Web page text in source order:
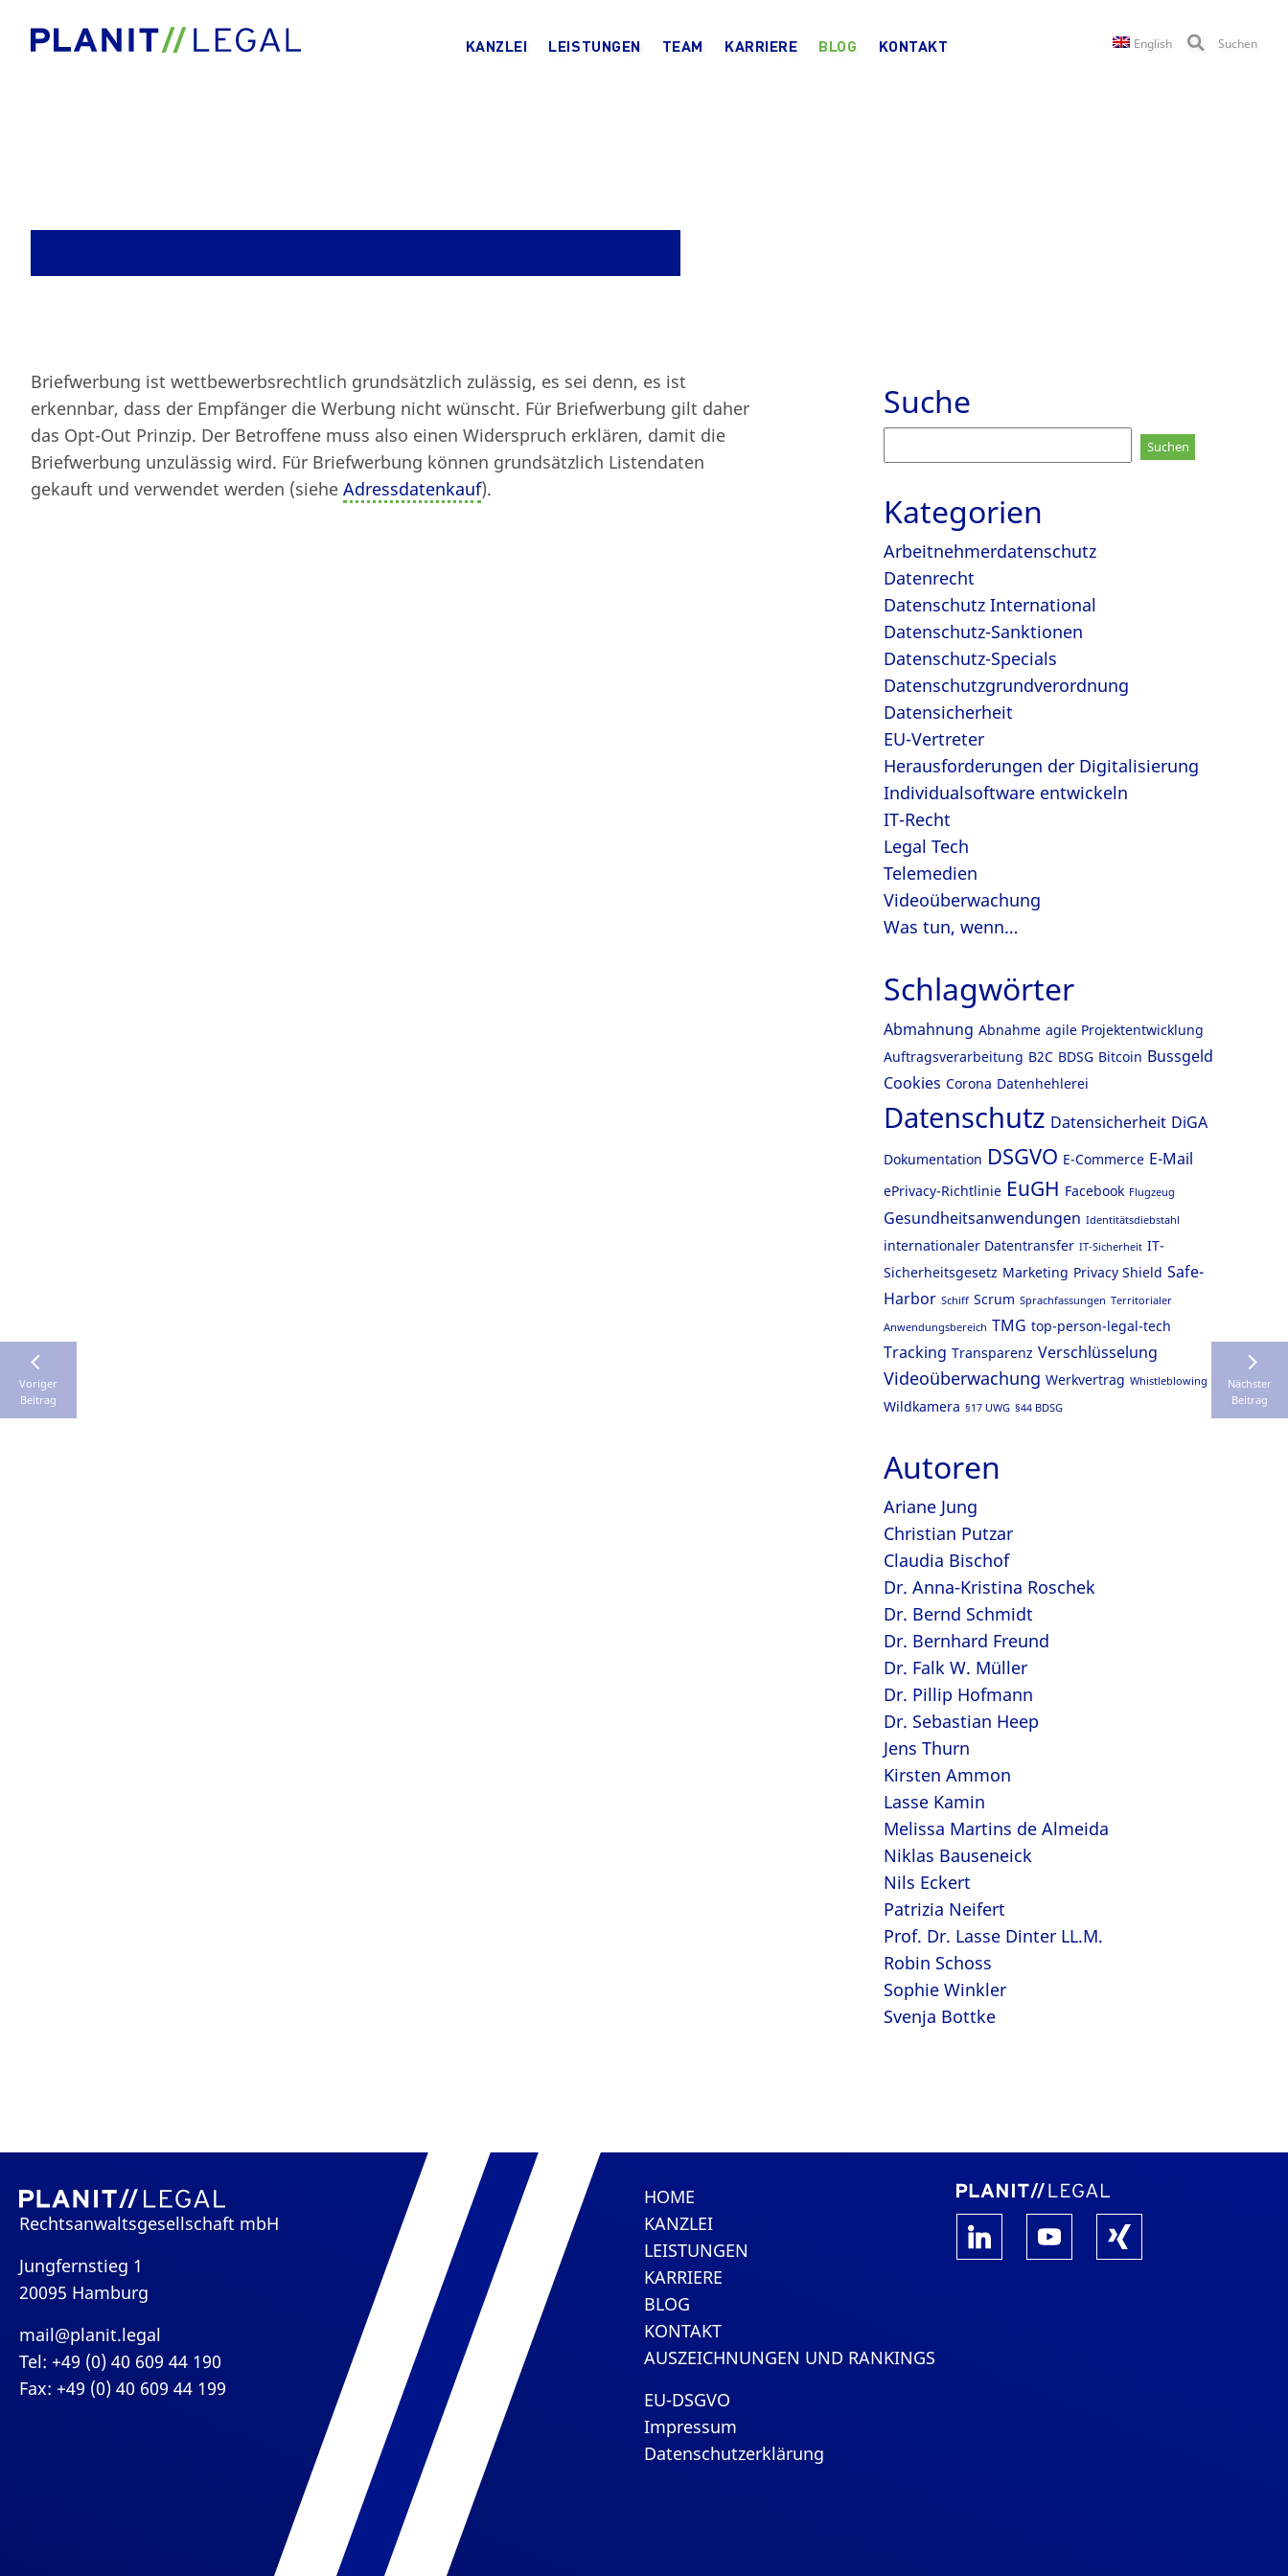
KANZLEI LEISTUNGEN TEAM KARRIERE BLOG KONTAKT English Suchen
Vonfgenthneram 11. November 19 Beitrag drucken
Briefwerbung ist wettbewerbsrechtlich grundsätzlich zulässig, es sei denn, es ist
erkennbar, dass der Empfänger die Werbung nicht wünscht. Für Briefwerbung gilt daher
das Opt-Out Prinzip. Der Betroffene muss also einen Widerspruch erklären, damit die
Briefwerbung unzulässig wird. Für Briefwerbung können grundsätzlich Listendaten
gekauft und verwendet werden (siehe Adressdatenkauf).
Voriger
Beitrag
Nächster
Beitrag
Suche
nach:
Kategorien
Arbeitnehmerdatenschutz
Datenrecht
Datenschutz International
Datenschutz-Sanktionen
Datenschutz-Specials
Datenschutzgrundverordnung
Datensicherheit
EU-Vertreter
Herausforderungen der Digitalisierung
Individualsoftware entwickeln
IT-Recht
Legal Tech
Telemedien
Videoüberwachung
Was tun, wenn…
Schlagwörter
Abmahnung Abnahme agile Projektentwicklung
Auftragsverarbeitung B2C BDSG Bitcoin Bussgeld
Cookies Corona Datenhehlerei
Datenschutz Datensicherheit DiGA
Dokumentation DSGVO E-Commerce E-Mail
ePrivacy-Richtlinie EuGH Facebook Flugzeug
Gesundheitsanwendungen Identitätsdiebstahl
internationaler Datentransfer IT-Sicherheit IT-
Sicherheitsgesetz Marketing Privacy Shield Safe-
Harbor Schiff Scrum Sprachfassungen Territorialer
Anwendungsbereich TMG top-person-legal-tech
Tracking Transparenz Verschlüsselung
Videoüberwachung Werkvertrag Whistleblowing
Wildkamera §17 UWG §44 BDSG
Autoren
Ariane Jung
Christian Putzar
Claudia Bischof
Dr. Anna-Kristina Roschek
Dr. Bernd Schmidt
Dr. Bernhard Freund
Dr. Falk W. Müller
Dr. Pillip Hofmann
Dr. Sebastian Heep
Jens Thurn
Kirsten Ammon
Lasse Kamin
Melissa Martins de Almeida
Niklas Bauseneick
Nils Eckert
Patrizia Neifert
Prof. Dr. Lasse Dinter LL.M.
Robin Schoss
Sophie Winkler
Svenja Bottke
Rechtsanwaltsgesellschaft mbH
Jungfernstieg 1
20095 Hamburg
mail@planit.legal
Tel: +49 (0) 40 609 44 190
Fax: +49 (0) 40 609 44 199
HOME
KANZLEI
LEISTUNGEN
KARRIERE
BLOG
KONTAKT
AUSZEICHNUNGEN UND RANKINGS
EU-DSGVO
Impressum
Datenschutzerklärung